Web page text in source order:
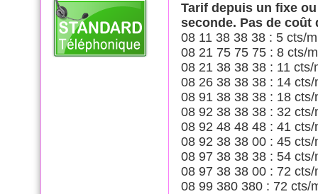
Tarif depuis un fixe
seconde. Pas de coût
08 11 38 38 38 : 5 cts/
08 21 75 75 75 : 8 cts/
08 21 38 38 38 : 11 cts/
08 26 38 38 38 : 14 cts/
08 91 38 38 38 : 18 cts/
08 92 38 38 38 : 32 cts/
08 92 48 48 48 : 41 cts/
08 92 38 38 00 : 45 cts/
08 97 38 38 38 : 54 cts/
08 97 38 38 00 : 72 cts/
08 99 380 380 : 72 cts/